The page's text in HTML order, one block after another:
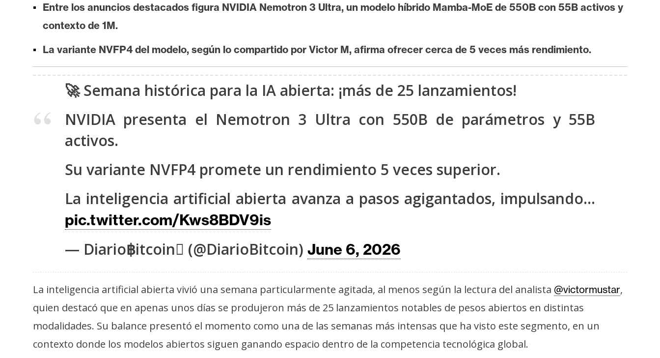
a
e
P
R
e
c
Entre los anuncios destacados figura NVIDIA Nemotron 3 Ultra, un modelo híbrido Mamba-MoE de 550B con 55B activos y
contexto de 1M.
La variante NVFP4 del modelo, según lo compartido por Victor M, afirma ofrecer cerca de 5 veces más rendimiento.
🚀 Semana histórica para la IA abierta: ¡más de 25 lanzamientos!
NVIDIA presenta el Nemotron 3 Ultra con 550B de parámetros y 55B
activos.
Su variante NVFP4 promete un rendimiento 5 veces superior.
La inteligencia artificial abierta avanza a pasos agigantados, impulsando…
pic.twitter.com/Kws8BDV9is
— Diario฿itcoin (@DiarioBitcoin) June 6, 2026
La inteligencia artificial abierta vivió una semana particularmente agitada, al menos según la lectura del analista @victormustar,
quien destacó que en apenas unos días se produjeron más de 25 lanzamientos notables de pesos abiertos en distintas
modalidades. Su balance presentó el momento como una de las semanas más intensas que ha visto este segmento, en un
contexto donde los modelos abiertos siguen ganando espacio dentro de la competencia tecnológica global.